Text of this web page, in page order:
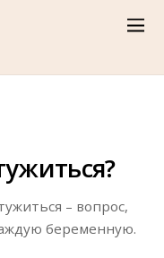
– вопрос,
беременную.